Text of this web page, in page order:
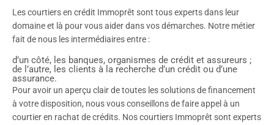
Les courtiers en crédit Immoprêt sont tous experts dans leur
domaine et là pour vous aider dans vos démarches. Notre métier
fait de nous les intermédiaires entre :
d’un côté, les banques, organismes de crédit et assureurs ;
de l’autre, les clients à la recherche d’un crédit ou d’une
assurance.
Pour avoir un aperçu clair de toutes les solutions de financement
à votre disposition, nous vous conseillons de faire appel à un
courtier en rachat de crédits. Nos courtiers Immoprêt sont experts